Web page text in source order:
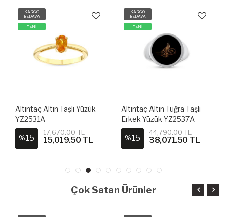
KARGO
BEDAVA
YENİ
Altıntaç Altın Tuğra Taşlı
Erkek Yüzük YZ2537A
%15
44,790.00 TL
38,071.50 TL
KARGO
BEDAVA
YENİ
Altıntaç Altın Barbaros
Erkek Yüzük YZ2524A
%15
43,970.00 TL
37,374.50 TL
Çok Satan Ürünler